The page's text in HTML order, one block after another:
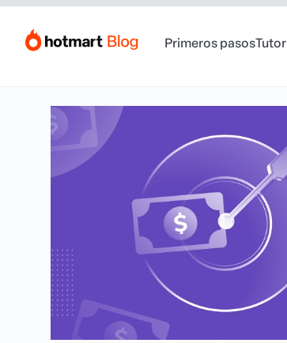
Primeros pasos